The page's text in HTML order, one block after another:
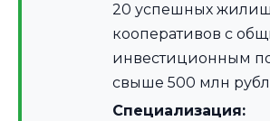
20 успешных
кооперативов с
инвестиционным
свыше 500 млн
Специализация: